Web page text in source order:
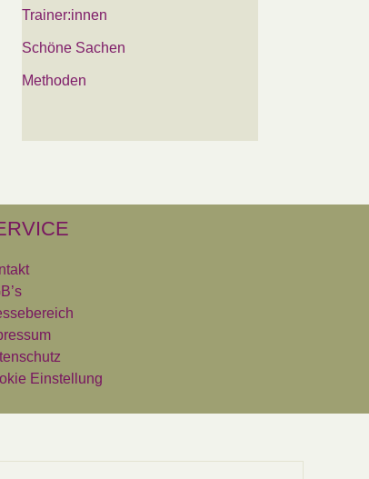
Trainer:innen
Schöne Sachen
Methoden
Einstellung